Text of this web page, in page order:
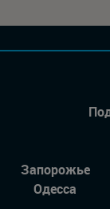
Запорожье
Одесса